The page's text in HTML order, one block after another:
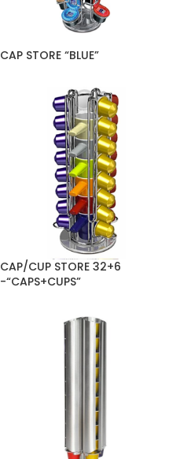
CAP STORE “BLUE”
CAP/CUP STORE 32+6
-“CAPS+CUPS”